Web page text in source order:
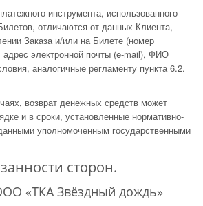
инструмента, использованного
отличаются от данных Клиента,
Заказа и/или на Билете (номер
электронной почты (e-mail), ФИО
аналогичные регламенту пункта 6.2.
возврат денежных средств может
и в сроки, установленные нормативно-
уполномоченным государственными
сторон.
«ТКА Звёздный дождь»